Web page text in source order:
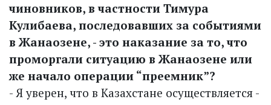
чиновников, в частности Тимура
Кулибаева, последовавших за событиями
в Жанаозене, - это наказание за то, что
проморгали ситуацию в Жанаозене или
же начало операции “преемник”?
- Я уверен, что в Казахстане осуществляется -